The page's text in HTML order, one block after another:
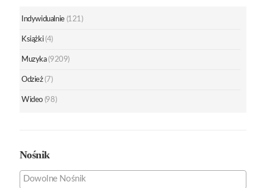
Indywidualnie (121)
Książki (4)
Muzyka (9209)
Odzież (7)
Wideo (98)
Nośnik